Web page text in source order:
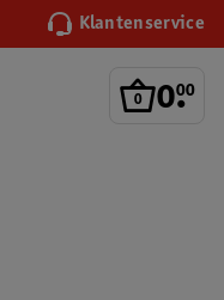
Klantenservice
0.
00